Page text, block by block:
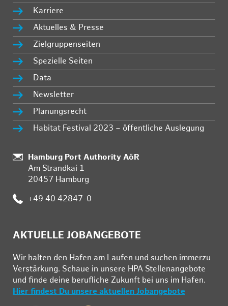
Karriere
Aktuelles & Presse
Zielgruppenseiten
Spezielle Seiten
Data
Newsletter
Planungsrecht
Habitat Festival 2023 – öffentliche Auslegung
Standort:
Hamburg Port Authority AöR
Am Strandkai 1
20457 Hamburg
Telefon:
+49 40 42847-0
AKTUELLE JOBANGEBOTE
Wir hal­ten den Ha­fen am Lau­fen und su­chen im­mer­zu
Ver­stär­kung. Schau­e in un­se­re HPA Stel­len­an­ge­bo­te
und fin­de deine be­ruf­li­che Zu­kunft bei uns im Ha­fen.
Hier findest Du unsere aktuellen Jobangebote